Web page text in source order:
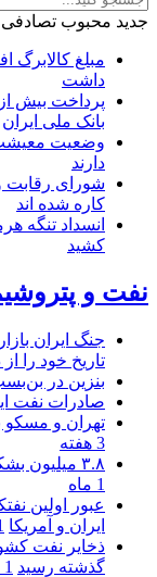
جدید محبوب تصادفی
مبلغ کالابرگ
داشت
بانک ملی ایران
وضعیت معیشت
دارند
شورای رقابت
کاره شده اند
انسداد تنگه
کشید
نفت و
جنگ ایران
تاریخ خود را
بنزین در
صادرات نفت
تهران و مسکو
3 هفته
۳.۸ میلیون بشکه نفت خام ایران از محاصره آمریکا عبور کرد
1 ماه
عبور اولین
ایران و آمریکا 1
گذشته رسید 1 ماه